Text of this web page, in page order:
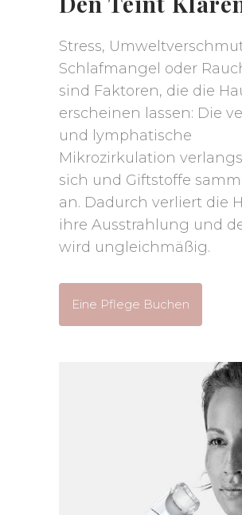
Stress,
Schlafmangel oder
sind Faktoren, die die
erscheinen lassen: Die
und lymphatische
Mikrozirkulation
sich und Giftstoffe
an. Dadurch verliert die
ihre Ausstrahlung und
wird ungleichmäßig.
Eine Pflege Buchen